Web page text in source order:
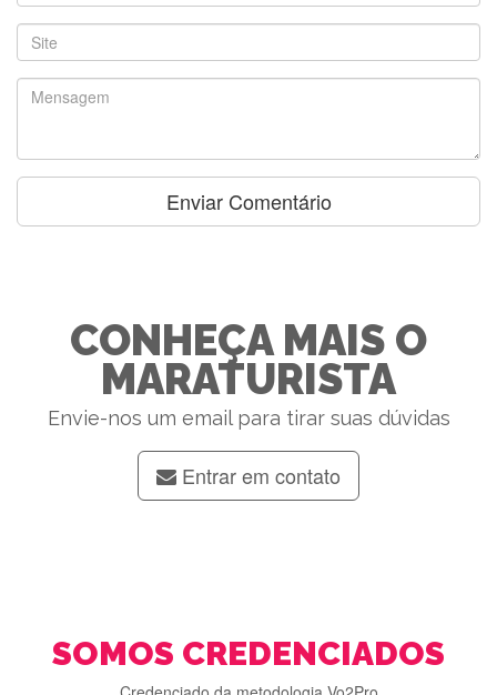
CONHEÇA MAIS O
MARATURISTA
Envie-nos um email para tirar suas dúvidas
Entrar em contato
SOMOS CREDENCIADOS